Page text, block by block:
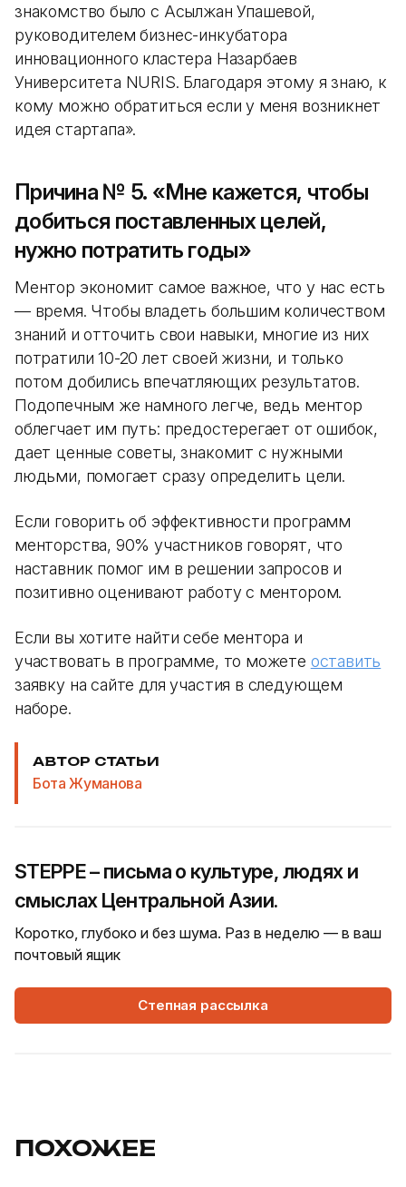
знакомство было с Асылжан Упашевой,
руководителем бизнес-инкубатора
инновационного кластера Назарбаев
Университета NURIS. Благодаря этому я знаю, к
кому можно обратиться если у меня возникнет
идея стартапа».
Причина № 5. «Мне кажется, чтобы
добиться поставленных целей,
нужно потратить годы»
Ментор экономит самое важное, что у нас есть
— время. Чтобы владеть большим количеством
знаний и отточить свои навыки, многие из них
потратили 10-20 лет своей жизни, и только
потом добились впечатляющих результатов.
Подопечным же намного легче, ведь ментор
облегчает им путь: предостерегает от ошибок,
дает ценные советы, знакомит с нужными
людьми, помогает сразу определить цели.
Если говорить об эффективности программ
менторства, 90% участников говорят, что
наставник помог им в решении запросов и
позитивно оценивают работу с ментором.
Если вы хотите найти себе ментора и
участвовать в программе, то можете оставить
заявку на сайте для участия в следующем
наборе.
АВТОР СТАТЬИ
Бота Жуманова
STEPPE – письма о культуре, людях и
смыслах Центральной Азии.
Коротко, глубоко и без шума. Раз в неделю — в ваш
почтовый ящик
Степная рассылка
ПОХОЖЕЕ